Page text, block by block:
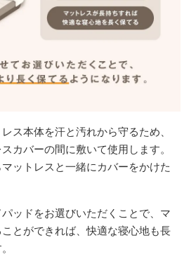
ス本体を汗と汚れから守るため、
カバーの間に敷いて使用します。
ットレスと一緒にカバーをかけた
ッドをお選びいただくことで、マ
とができれば、快適な寝心地も長